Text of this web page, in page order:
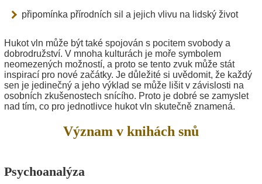
připomínka přírodních sil a jejich vlivu na lidský život
Hukot vln může být také spojován s pocitem svobody a
dobrodružství. V mnoha kulturách je moře symbolem
neomezených možností, a proto se tento zvuk může stát
inspirací pro nové začátky. Je důležité si uvědomit, že každý
sen je jedinečný a jeho výklad se může lišit v závislosti na
osobních zkušenostech snícího. Proto je dobré se zamyslet
nad tím, co pro jednotlivce hukot vln skutečně znamená.
Význam v knihách snů
Psychoanalýza